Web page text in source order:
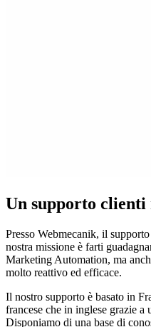
Un supporto
Presso Webmecanik, il
nostra missione è farti
Marketing Automation, ma
molto reattivo ed efficace.
Il nostro supporto è basato in
francese che in inglese grazie a
Disponiamo di una base di